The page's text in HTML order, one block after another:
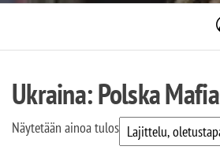
Ukraina: Polska Mafia
Näytetään ainoa tulos